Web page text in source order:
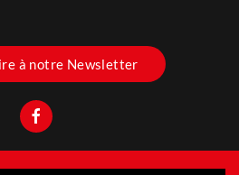
à notre Newsletter